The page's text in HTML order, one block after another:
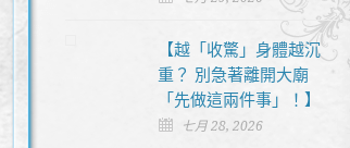
【越「收驚」身體越沉
重？ 別急著離開大廟
「先做這兩件事」！】
七月 28, 2026